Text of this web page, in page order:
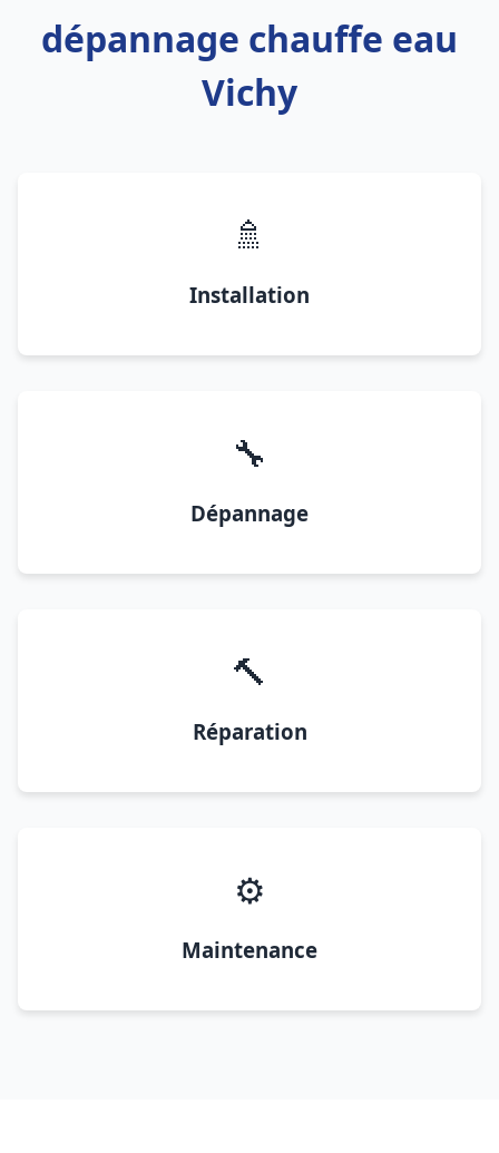
dépannage chauffe eau
Vichy
🚿
Installation
🔧
Dépannage
🔨
Réparation
⚙️
Maintenance